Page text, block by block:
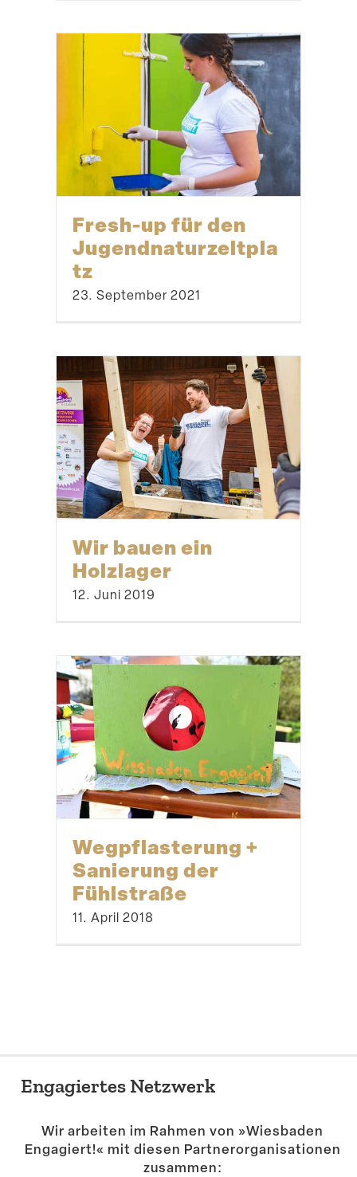
Fresh-up für den
Jugendnaturzeltpla
tz
23. September 2021
Wir bauen ein
Holzlager
12. Juni 2019
Wegpflas­terung +
Sanierung der
Fühlstraße
11. April 2018
Engagiertes Netzwerk
Wir arbeiten im Rahmen von »Wiesbaden
Engagiert!« mit diesen Partner­or­ga­ni­sa­tionen
zusammen: